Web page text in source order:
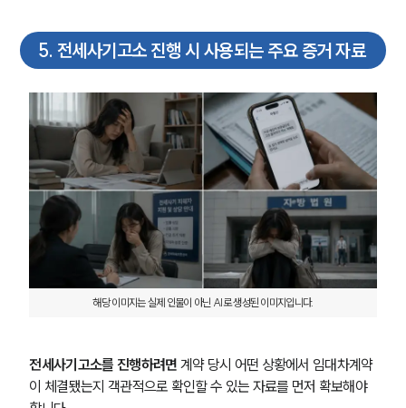
부동산전문변호사
소식/자료
언론보도
공지사항
법률 블로그
법률서식
뉴스레터/브로슈어
세미나
대륜법률상담예약
5. 전세사기고소 진행 시 사용되는 주요 증거 자료
해당 이미지는 실제 인물이 아닌 AI로 생성된 이미지입니다.
전세사기고소를 진행하려면 계약 당시 어떤 상황에서 임대차계약
이 체결됐는지 객관적으로 확인할 수 있는 자료를 먼저 확보해야